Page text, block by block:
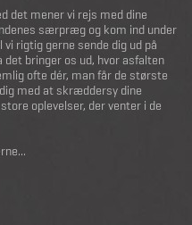
det mener vi rejs med dine
særpræg og kom ind under
rigtig gerne sende dig ud på
det bringer os ud, hvor asfalten
ofte dér, man får de største
med at skræddersy dine
oplevelser, der venter i de